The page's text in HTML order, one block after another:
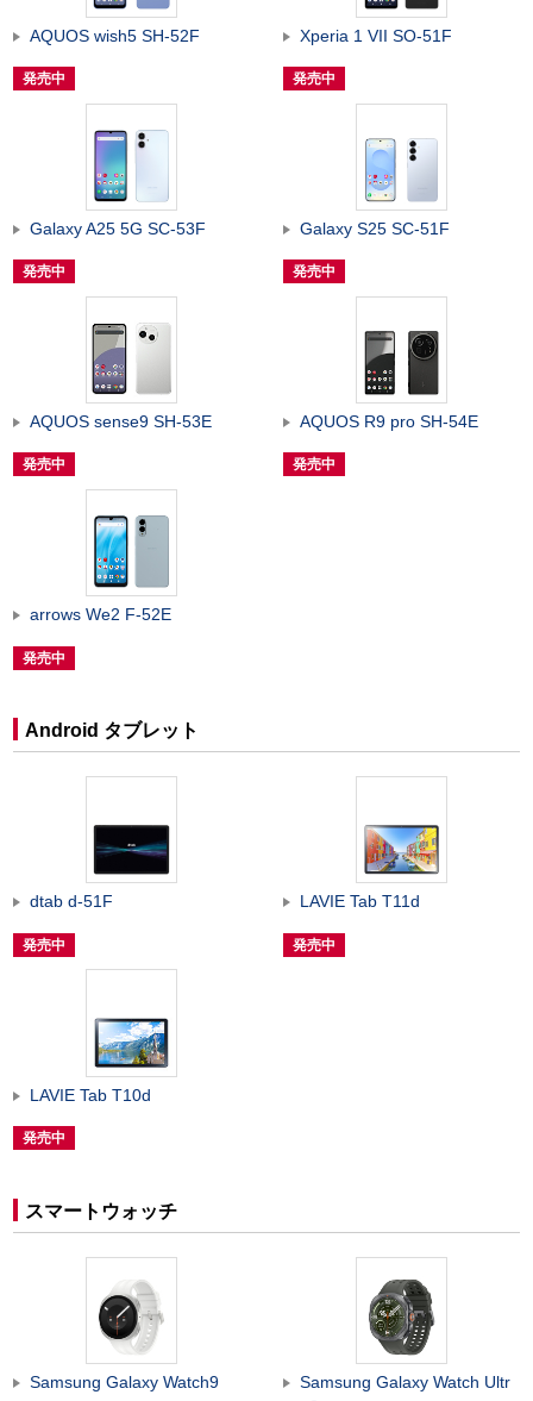
AQUOS wish5 SH-52F
発売中
Xperia 1 VII SO-51F
発売中
Galaxy A25 5G SC-53F
発売中
Galaxy S25 SC-51F
発売中
AQUOS sense9 SH-53E
発売中
AQUOS R9 pro SH-54E
発売中
arrows We2 F-52E
発売中
Android タブレット
dtab d-51F
発売中
LAVIE Tab T11d
発売中
LAVIE Tab T10d
発売中
スマートウォッチ
Samsung Galaxy Watch9
Samsung Galaxy Watch Ultr